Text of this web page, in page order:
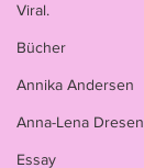
Viral.
Bücher
Annika Andersen
Anna-Lena Dresen
Essay